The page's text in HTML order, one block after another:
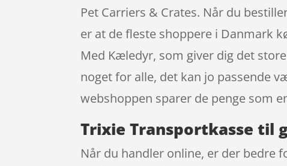
Pet Carriers & Crates. Når du
er at de fleste shoppere i Danmark
Med Kæledyr, som giver dig det
noget for alle, det kan jo passende
webshoppen sparer de penge som
Trixie Transportkasse til
Når du handler online, er der bedre